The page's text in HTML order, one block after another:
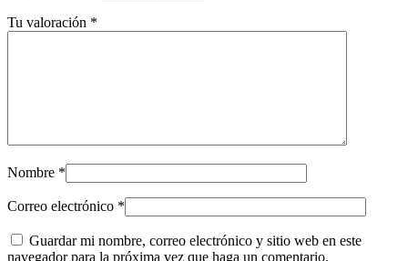
Tu valoración *
Nombre *
Correo electrónico *
Guardar mi nombre, correo electrónico y sitio web en este
navegador para la próxima vez que haga un comentario.